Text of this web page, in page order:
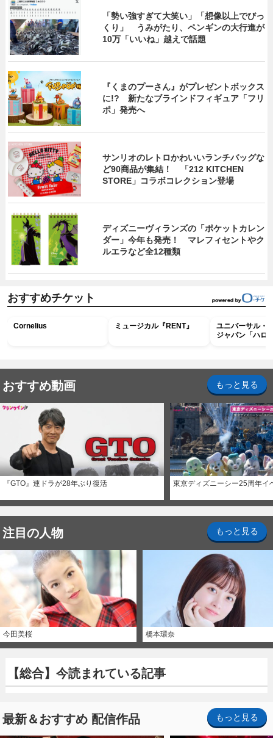
「勢い強すぎて大笑い」「想像以上でびっ
くり」 うみがたり、ペンギンの大行進が
10万「いいね」越えで話題
『くまのプーさん』がプレゼントボックス
に!? 新たなブラインドフィギュア「フリ
ポ」発売へ
サンリオのレトロかわいいランチバッグな
ど90商品が集結！ 「212 KITCHEN
STORE」コラボコレクション登場
ディズニーヴィランズの「ポケットカレン
ダー」今年も発売！ マレフィセントやク
ルエラなど全12種類
おすすめチケット
Cornelius ミュージカル『RENT』
ユニバーサル・
ジャパン「ハロ
おすすめ動画 もっと見る
『GTO』連ドラが28年ぶり復活 東京ディズニーシー25周年イ
注目の人物 もっと見る
今田美桜 橋本環奈
【総合】今読まれている記事
最新＆おすすめ 配信作品 もっと見る